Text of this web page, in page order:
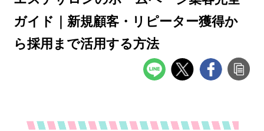
ガイド｜新規顧客・リピーター獲得か
ら採用まで活用する方法